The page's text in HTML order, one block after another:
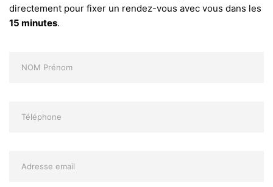
directement pour fixer un rendez-vous avec vous dans les
15 minutes.